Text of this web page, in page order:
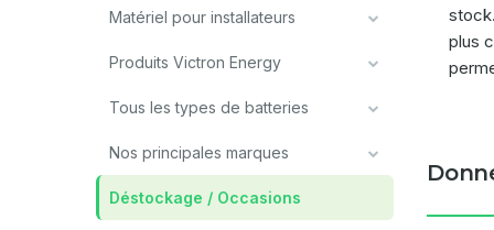
Matériel pour installateurs
Produits Victron Energy
Tous les types de batteries
Nos principales marques
Déstockage / Occasions
plus